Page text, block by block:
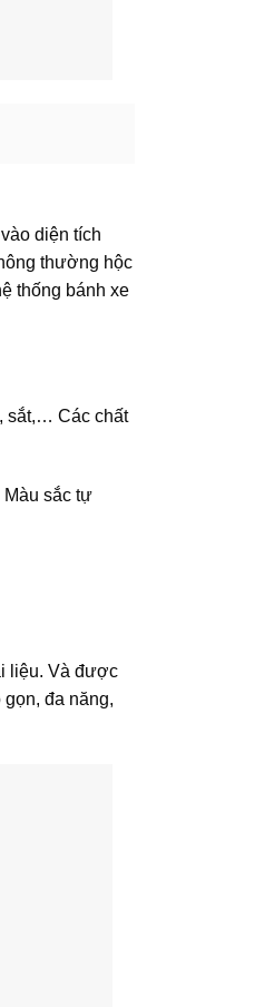
diện tích
thường hộc
thống bánh xe
, sắt,… Các chất
sắc tự
liệu. Và được
đa năng,